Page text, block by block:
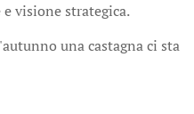
visione strategica.
una castagna ci sta